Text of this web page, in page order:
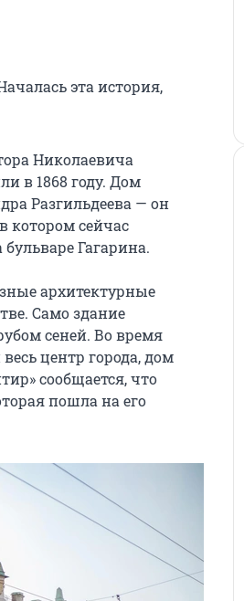
эта история,
Николаевича
в 1868 году. Дом
Разгильдеева — он
котором сейчас
Гагарина.
архитектурные
Само здание
сеней. Во время
центр города, дом
сообщается, что
пошла на его